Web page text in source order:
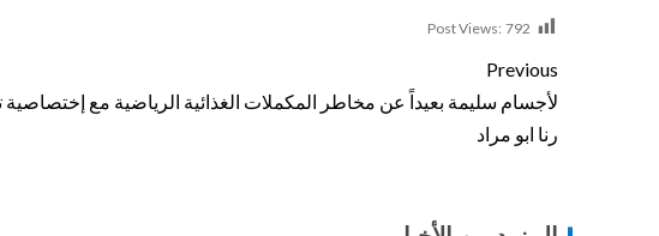
Post Views: 792
Previous
لأجسام سليمة بعيداً عن مخاطر المكملات الغذائية الرياضية مع إختصاصية
رنا ابو مراد